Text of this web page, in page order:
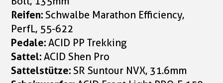
Reifen:Schwalbe Marathon Efficiency,
PerfL, 55-622
Pedale:ACID PP Trekking
Sattel:ACID Shen Pro
Sattelstütze:SR Suntour NVX, 31.6mm